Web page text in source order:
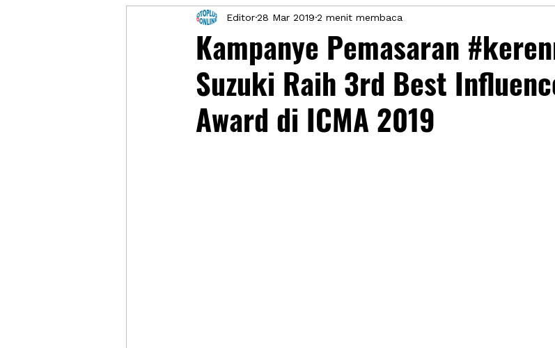
Kampanye Pemasaran
Suzuki Raih 3rd Best
Award di ICMA 2019
Editor28 Mar 2019 2 menit membaca